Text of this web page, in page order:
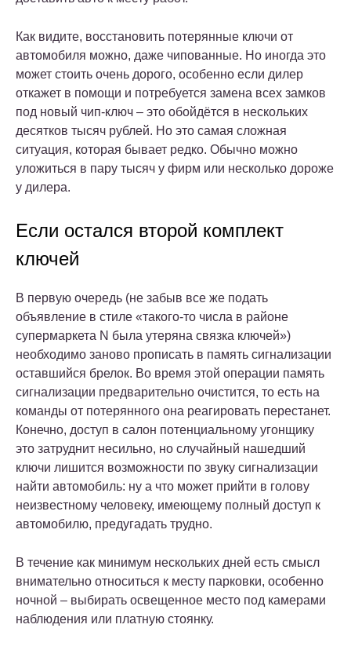
Как видите, восстановить потерянные ключи от
автомобиля можно, даже чипованные. Но иногда это
может стоить очень дорого, особенно если дилер
откажет в помощи и потребуется замена всех замков
под новый чип-ключ – это обойдётся в нескольких
десятков тысяч рублей. Но это самая сложная
ситуация, которая бывает редко. Обычно можно
уложиться в пару тысяч у фирм или несколько дороже
у дилера.
Если остался второй комплект
ключей
В первую очередь (не забыв все же подать
объявление в стиле «такого-то числа в районе
супермаркета N была утеряна связка ключей»)
необходимо заново прописать в память сигнализации
оставшийся брелок. Во время этой операции память
сигнализации предварительно очистится, то есть на
команды от потерянного она реагировать перестанет.
Конечно, доступ в салон потенциальному угонщику
это затруднит несильно, но случайный нашедший
ключи лишится возможности по звуку сигнализации
найти автомобиль: ну а что может прийти в голову
неизвестному человеку, имеющему полный доступ к
автомобилю, предугадать трудно.
В течение как минимум нескольких дней есть смысл
внимательно относиться к месту парковки, особенно
ночной – выбирать освещенное место под камерами
наблюдения или платную стоянку.